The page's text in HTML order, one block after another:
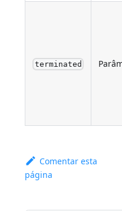
terminated
Comentar esta
página